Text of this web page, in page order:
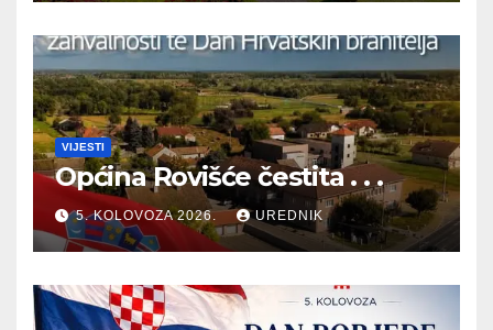
VIJESTI
Općina Rovišće čestita . . .
5. KOLOVOZA 2026. UREDNIK